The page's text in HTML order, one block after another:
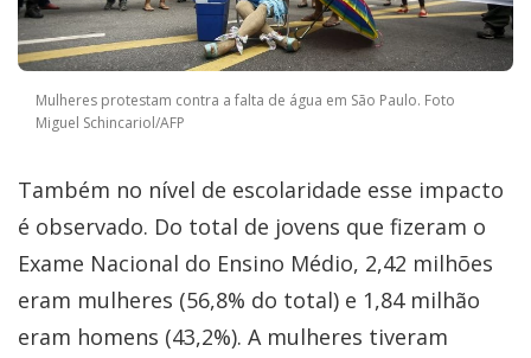
Mulheres protestam contra a falta de água em São Paulo. Foto
Miguel Schincariol/AFP
Também no nível de escolaridade esse impacto
é observado. Do total de jovens que fizeram o
Exame Nacional do Ensino Médio, 2,42 milhões
eram mulheres (56,8% do total) e 1,84 milhão
eram homens (43,2%). A mulheres tiveram